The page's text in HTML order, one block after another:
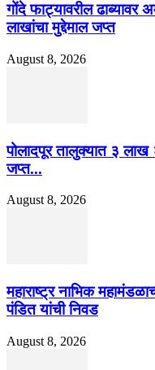
गोंदे फाट्यावरील ढाब्यावर
लाखांचा मुद्देमाल जप्त
August 8, 2026
पोलादपूर तालुक्यात ३ लाख
जप्त...
August 8, 2026
महाराष्ट्र नाभिक
पंडित यांची निवड
August 8, 2026